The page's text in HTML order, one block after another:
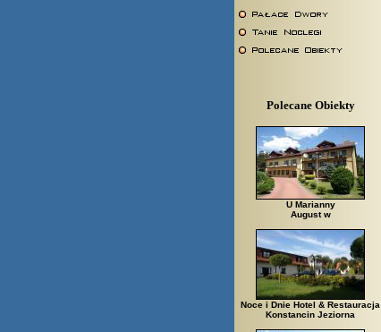
Polecane Obiekty
U Marianny
August w
Noce i Dnie Hotel & Restauracja
Konstancin Jeziorna